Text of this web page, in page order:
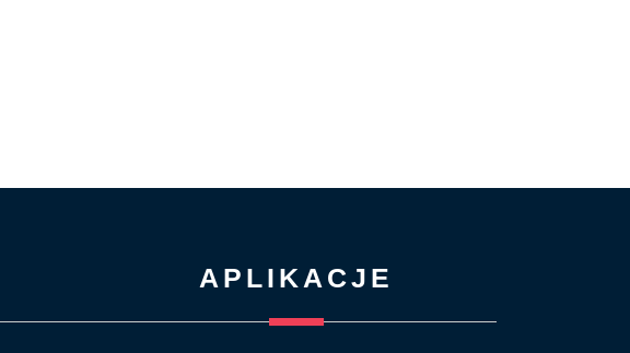
APLIKACJE